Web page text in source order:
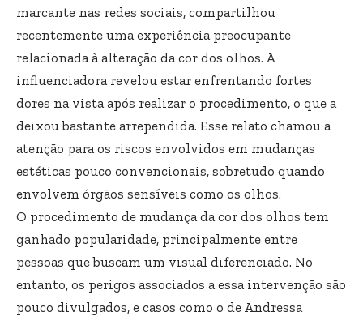
marcante nas redes sociais, compartilhou
recentemente uma experiência preocupante
relacionada à alteração da cor dos olhos. A
influenciadora revelou estar enfrentando fortes
dores na vista após realizar o procedimento, o que a
deixou bastante arrependida. Esse relato chamou a
atenção para os riscos envolvidos em mudanças
estéticas pouco convencionais, sobretudo quando
envolvem órgãos sensíveis como os olhos.
O procedimento de mudança da cor dos olhos tem
ganhado popularidade, principalmente entre
pessoas que buscam um visual diferenciado. No
entanto, os perigos associados a essa intervenção são
pouco divulgados, e casos como o de Andressa